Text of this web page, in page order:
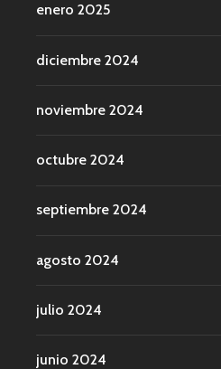
enero 2025
diciembre 2024
noviembre 2024
octubre 2024
septiembre 2024
agosto 2024
julio 2024
junio 2024